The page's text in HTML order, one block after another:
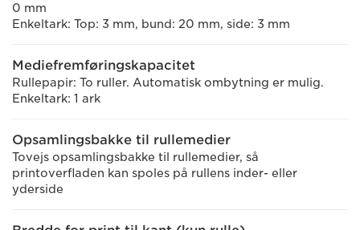
0 mm
Enkeltark: Top: 3 mm, bund: 20 mm, side: 3 mm
Mediefremføringskapacitet
Rullepapir: To ruller. Automatisk ombytning er mulig.
Enkeltark: 1 ark
Opsamlingsbakke til rullemedier
Tovejs opsamlingsbakke til rullemedier, så
printoverfladen kan spoles på rullens inder- eller
yderside